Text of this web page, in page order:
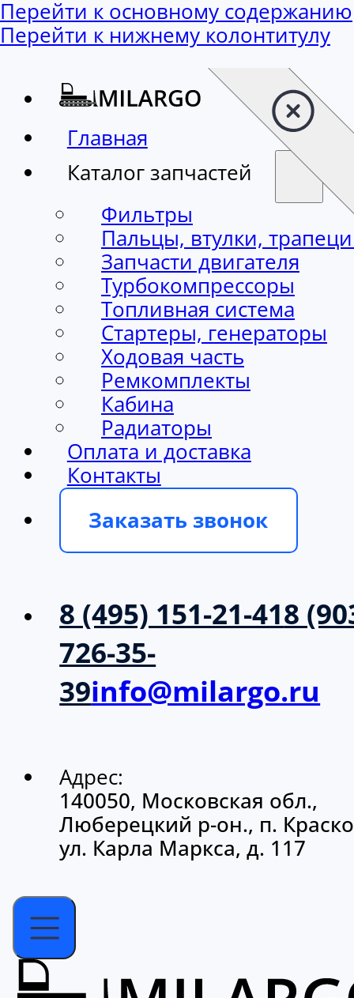
Перейти к основному содержанию
Перейти к нижнему колонтитулу
Главная
Каталог запчастей
Фильтры
Пальцы, втулки,
Запчасти двигателя
Турбокомпрессоры
Топливная система
Стартеры, генераторы
Ходовая часть
Ремкомплекты
Кабина
Радиаторы
Оплата и доставка
Контакты
Заказать звонок
8 (495) 151-21-418
726-35-
39info@milargo.ru
Адрес:
140050, Московская обл.,
Люберецкий р-он., п.
ул. Карла Маркса, д. 117